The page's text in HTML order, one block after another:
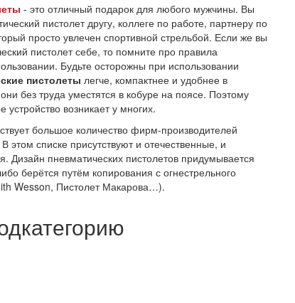
- это отличный подарок для любого мужчины. Вы
пистолет другу, коллеге по работе, партнеру по
просто увлечен спортивной стрельбой. Если же вы
пистолет себе, то помните про правила
Будьте осторожны при использовании
пистолеты легче, компактнее и удобнее в
без труда уместятся в кобуре на поясе. Поэтому
устройство возникает у многих.
большое количество фирм-производителей
этом списке присутствуют и отечественные, и
Дизайн пневматических пистолетов придумывается
берётся путём копирования с огнестрельного
Wesson, Пистолет Макарова…).